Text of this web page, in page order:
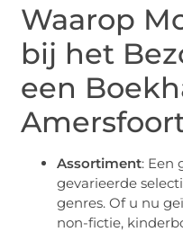
Waarop
bij het
een
Assortiment: Een
gevarieerde
genres. Of u nu
non-fictie,